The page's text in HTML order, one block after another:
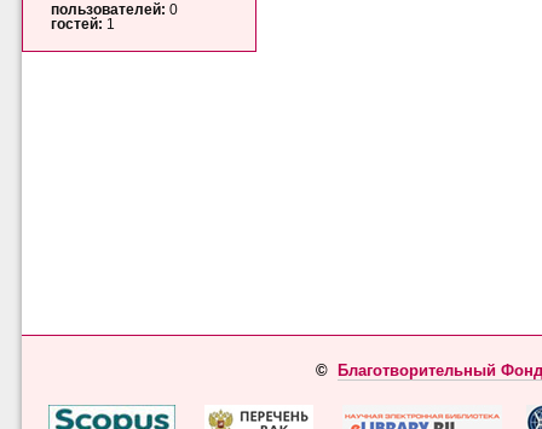
пользователей: 0
гостей: 1
© Благотворительный